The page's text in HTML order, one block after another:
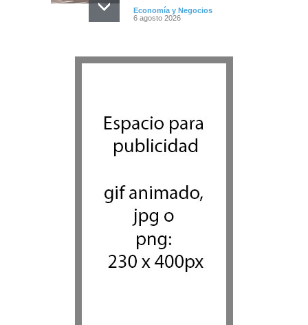
Economía y Negocios
6 agosto 2026
Opinión,Tema del día
Los abuelos de Herzl son
enterrados de nuevo en
Mundo Judío 5 agosto 2026